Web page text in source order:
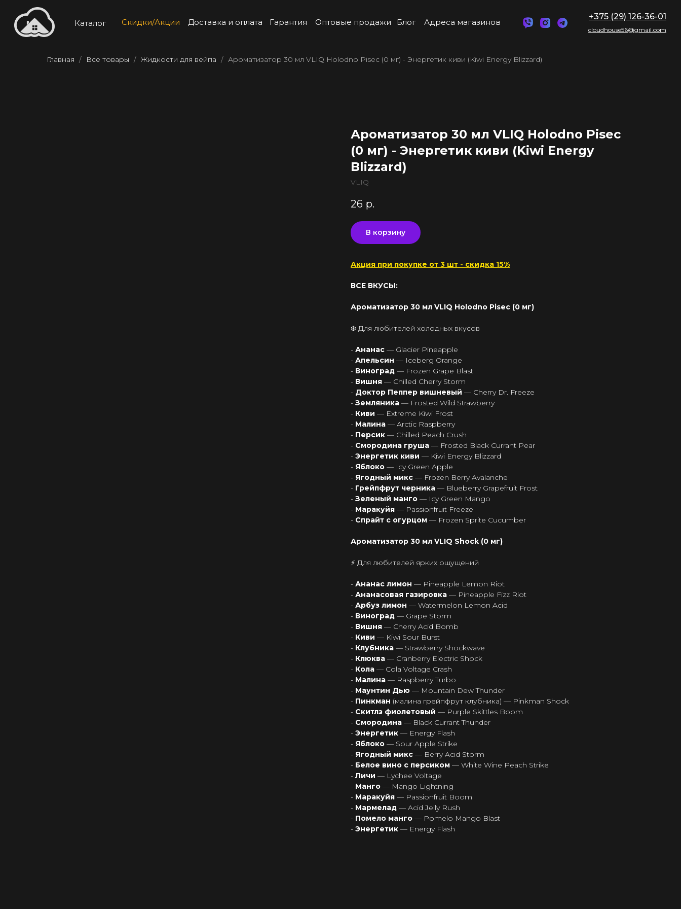
Каталог Скидки/Акции Доставка и оплата Гарантия Оптовые продажи Блог Адреса магазинов
+375 (29) 126-36-01
cloudhouse56@gmail.com
Главная Все товары Жидкости для вейпа Ароматизатор 30 мл VLIQ Holodno Pisec (0 мг) - Энергетик киви (Kiwi Energy Blizzard)
Ароматизатор 30 мл VLIQ Holodno Pisec
(0 мг) - Энергетик киви (Kiwi Energy
Blizzard)
VLIQ
26 р.
В корзину
Акция при покупке от 3 шт - скидка 15%
ВСЕ ВКУСЫ:
Ароматизатор 30 мл VLIQ Holodno Pisec (0 мг)
❄️ Для любителей холодных вкусов
- Ананас — Glacier Pineapple
- Апельсин — Iceberg Orange
- Виноград — Frozen Grape Blast
- Вишня — Chilled Cherry Storm
- Доктор Пеппер вишневый — Cherry Dr. Freeze
- Земляника — Frosted Wild Strawberry
- Киви — Extreme Kiwi Frost
- Малина — Arctic Raspberry
- Персик — Chilled Peach Crush
- Смородина груша — Frosted Black Currant Pear
- Энергетик киви — Kiwi Energy Blizzard
- Яблоко — Icy Green Apple
- Ягодный микс — Frozen Berry Avalanche
- Грейпфрут черника — Blueberry Grapefruit Frost
- Зеленый манго — Icy Green Mango
- Маракуйя — Passionfruit Freeze
- Спрайт с огурцом — Frozen Sprite Cucumber
Ароматизатор 30 мл VLIQ Shock (0 мг)
⚡ Для любителей ярких ощущений
- Ананас лимон — Pineapple Lemon Riot
- Ананасовая газировка — Pineapple Fizz Riot
- Арбуз лимон — Watermelon Lemon Acid
- Виноград — Grape Storm
- Вишня — Cherry Acid Bomb
- Киви — Kiwi Sour Burst
- Клубника — Strawberry Shockwave
- Клюква — Cranberry Electric Shock
- Кола — Cola Voltage Crash
- Малина — Raspberry Turbo
- Маунтин Дью — Mountain Dew Thunder
- Пинкман (малина грейпфрут клубника) — Pinkman Shock
- Скитлз фиолетовый — Purple Skittles Boom
- Смородина — Black Currant Thunder
- Энергетик — Energy Flash
- Яблоко — Sour Apple Strike
- Ягодный микс — Berry Acid Storm
- Белое вино с персиком — White Wine Peach Strike
- Личи — Lychee Voltage
- Манго — Mango Lightning
- Маракуйя — Passionfruit Boom
- Мармелад — Acid Jelly Rush
- Помело манго — Pomelo Mango Blast
- Энергетик — Energy Flash